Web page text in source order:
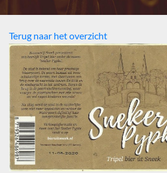
Terug naar het overzicht